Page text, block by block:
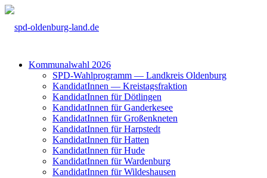
Kom­mu­nal­wahl 2026
SPD-Wahl­pro­gramm — Land­kreis Olden­burg
Kan­di­da­tIn­nen — Kreis­tags­frak­ti­on
Kan­di­da­tIn­nen für Döt­lin­gen
Kan­di­da­tIn­nen für Gan­der­ke­see
Kan­di­da­tIn­nen für Groß­enkne­ten
Kan­di­da­tIn­nen für Harp­s­tedt
Kan­di­da­tIn­nen für Hat­ten
Kan­di­da­tIn­nen für Hude
Kan­di­da­tIn­nen für War­den­burg
Kan­di­da­tIn­nen für Wil­des­hau­sen